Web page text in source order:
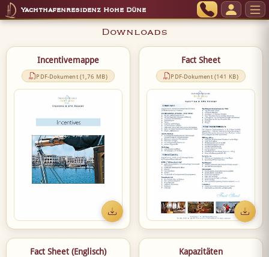
Yachthafenresidenz Hohe Düne
Downloads
Incentivemappe
PDF-Dokument (1,76 MB)
Fact Sheet
PDF-Dokument (141 KB)
Fact Sheet (Englisch) Kapazitäten